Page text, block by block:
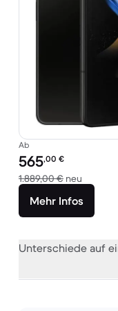
Ab
Preis des erneuerten
565,00 €
1.889,00 € neu
Mehr Infos
Unterschiede auf